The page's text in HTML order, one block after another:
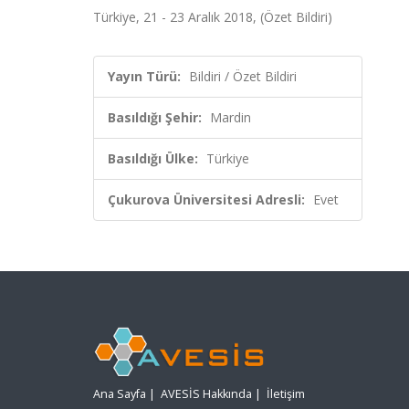
Türkiye, 21 - 23 Aralık 2018, (Özet Bildiri)
Yayın Türü: Bildiri / Özet Bildiri
Basıldığı Şehir: Mardin
Basıldığı Ülke: Türkiye
Çukurova Üniversitesi Adresli: Evet
Ana Sayfa | AVESİS Hakkında | İletişim